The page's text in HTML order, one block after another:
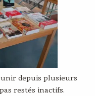
depuis plusieurs
restés inactifs.